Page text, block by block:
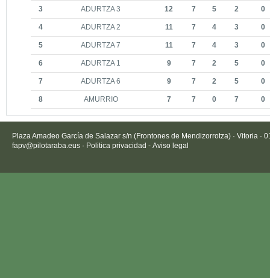
3 ADURTZA 3 12 7 5 2 0
4 ADURTZA 2 11 7 4 3 0
5 ADURTZA 7 11 7 4 3 0
6 ADURTZA 1 9 7 2 5 0
7 ADURTZA 6 9 7 2 5 0
8 AMURRIO 7 7 0 7 0
Plaza Amadeo García de Salazar s/n (Frontones de Mendizorrotza) · Vitoria ·
fapv@pilotaraba.eus · Politica privacidad - Aviso legal